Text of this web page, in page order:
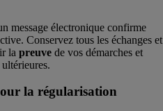
message électronique confirme
Conservez tous les échanges et
la preuve de vos démarches et
ultérieures.
la régularisation